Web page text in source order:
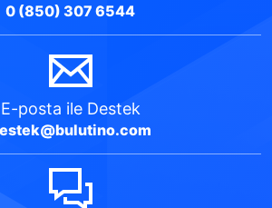
0 (850) 307 6544
E-posta ile Destek